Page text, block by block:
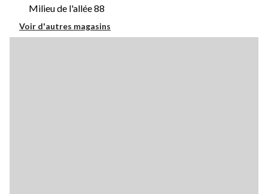
Milieu de l'allée 88
Voir d'autres magasins